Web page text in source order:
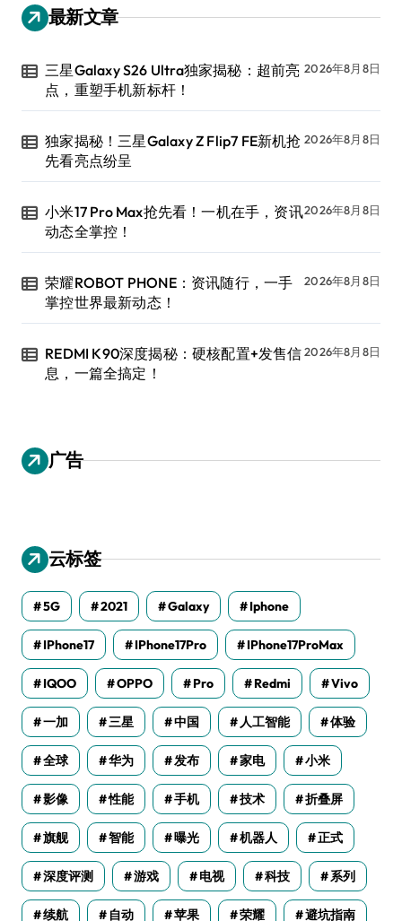
最新文章
三星Galaxy S26 Ultra独家揭秘：超前亮
点，重塑手机新标杆！
2026年8月8日
独家揭秘！三星Galaxy Z Flip7 FE新机抢
先看亮点纷呈
2026年8月8日
小米17 Pro Max抢先看！一机在手，资讯
动态全掌控！
2026年8月8日
荣耀ROBOT PHONE：资讯随行，一手
掌控世界最新动态！
2026年8月8日
REDMI K90深度揭秘：硬核配置+发售信
息，一篇全搞定！
2026年8月8日
广告
云标签
5G 2021 Galaxy Iphone
IPhone17 IPhone17Pro IPhone17ProMax
IQOO OPPO Pro Redmi Vivo
一加 三星 中国 人工智能 体验
全球 华为 发布 家电 小米
影像 性能 手机 技术 折叠屏
旗舰 智能 曝光 机器人 正式
深度评测 游戏 电视 科技 系列
续航 自动 苹果 荣耀 避坑指南